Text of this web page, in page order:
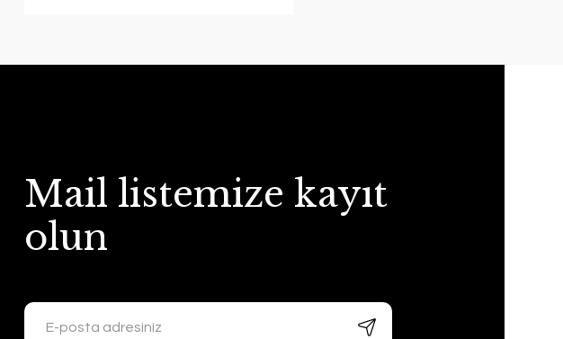
Mail listemize kayıt
olun